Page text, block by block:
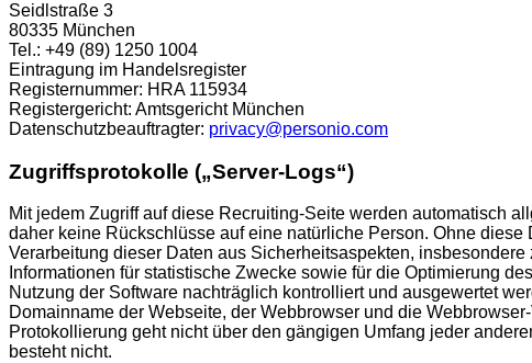
Seidlstraße 3
80335 München
Tel.: +49 (89) 1250 1004
Eintragung im Handelsregister
Registernummer: HRA 115934
Registergericht: Amtsgericht München
Datenschutzbeauftragter: privacy@personio.com
Zugriffsprotokolle („Server-Logs“)
Mit jedem Zugriff auf diese Recruiting-Seite werden automatisch
daher keine Rückschlüsse auf eine natürliche Person. Ohne
Verarbeitung dieser Daten aus Sicherheitsaspekten,
Informationen für statistische Zwecke sowie für die Optimierung
Nutzung der Software nachträglich kontrolliert und ausgewertet
Domainname der Webseite, der Webbrowser und die
Protokollierung geht nicht über den gängigen Umfang jeder
besteht nicht.